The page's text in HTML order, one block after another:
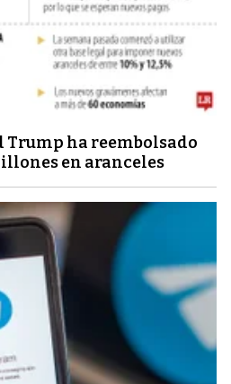
Trump ha reembolsado
en aranceles